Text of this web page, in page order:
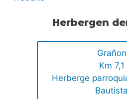
Herbergen
Grañon
Km 7,1
Herberge
Bautista